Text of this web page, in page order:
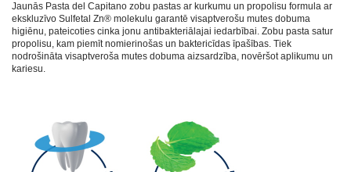
Jaunās Pasta del Capitano zobu pastas ar kurkumu un propolisu formula ar
ekskluzīvo Sulfetal Zn® molekulu garantē visaptverošu mutes dobuma
higiēnu, pateicoties cinka jonu antibakteriālajai iedarbībai. Zobu pasta satur
propolisu, kam piemīt nomierinošas un baktericīdas īpašības. Tiek
nodrošināta visaptveroša mutes dobuma aizsardzība, novēršot aplikumu un
kariesu.